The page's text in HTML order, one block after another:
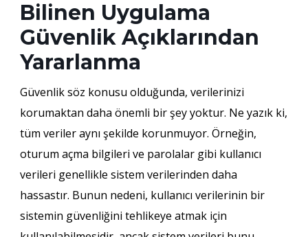
Bilinen Uygulama
Güvenlik Açıklarından
Yararlanma
Güvenlik söz konusu olduğunda, verilerinizi
korumaktan daha önemli bir şey yoktur. Ne yazık ki,
tüm veriler aynı şekilde korunmuyor. Örneğin,
oturum açma bilgileri ve parolalar gibi kullanıcı
verileri genellikle sistem verilerinden daha
hassastır. Bunun nedeni, kullanıcı verilerinin bir
sistemin güvenliğini tehlikeye atmak için